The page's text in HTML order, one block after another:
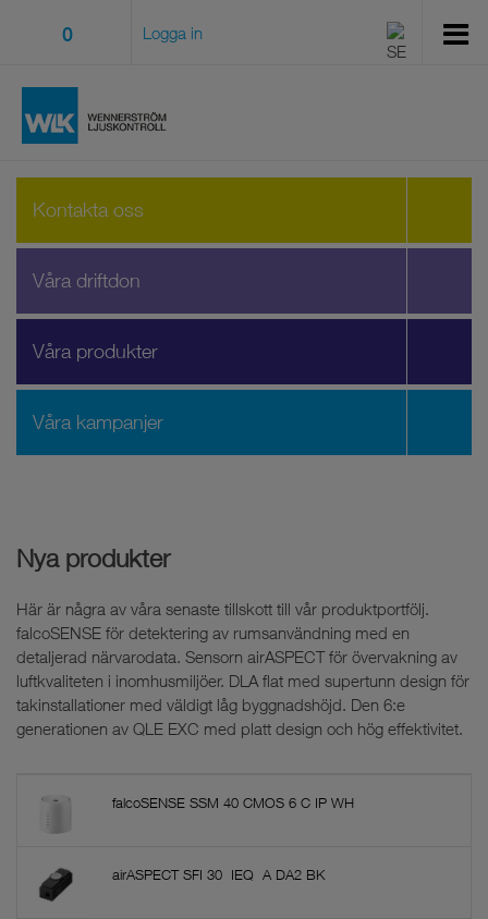
0 Logga in
Kontakta oss
Våra driftdon
Våra produkter
Våra kampanjer
Nya produkter
Här är några av våra senaste tillskott till vår produktportfölj.
falcoSENSE för detektering av rumsanvändning med en
detaljerad närvarodata. Sensorn airASPECT för övervakning av
luftkvaliteten i inomhusmiljöer. DLA flat med supertunn design för
takinstallationer med väldigt låg byggnadshöjd. Den 6:e
generationen av QLE EXC med platt design och hög effektivitet.
falcoSENSE SSM 40 CMOS 6 C IP WH
airASPECT SFI 30 IEQ A DA2 BK